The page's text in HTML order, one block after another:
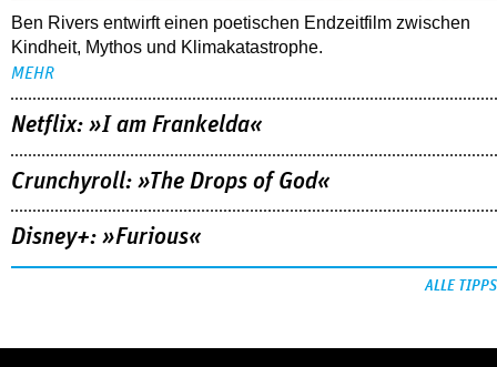
Ben Rivers entwirft einen poetischen Endzeitfilm zwischen
Kindheit, Mythos und Klimakatastrophe.
MEHR
Netflix: »I am Frankelda«
Crunchyroll: »The Drops of God«
Disney+: »Furious«
ALLE TIPPS